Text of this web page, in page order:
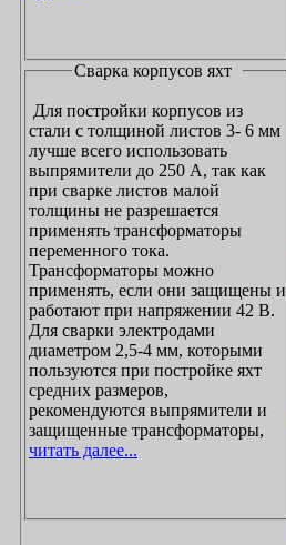
Сварка корпусов яхт
Для постройки корпусов из
стали с толщиной листов 3- 6 мм
лучше всего использовать
выпрямители до 250 А, так как
при сварке листов малой
толщины не разрешается
применять трансформаторы
переменного тока.
Трансформаторы можно
применять, если они защищены и
работают при напряжении 42 В.
Для сварки электродами
диаметром 2,5-4 мм, которыми
пользуются при постройке яхт
средних размеров,
рекомендуются выпрямители и
защищенные трансформаторы,
читать далее...